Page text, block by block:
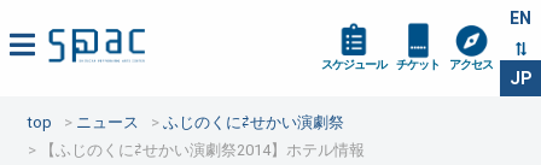
EN
JP
スケジュール チケット アクセス
top ニュース
ふじのくに⇄せかい演劇祭
【ふじのくに⇄せかい演劇祭2014】ホテル情報